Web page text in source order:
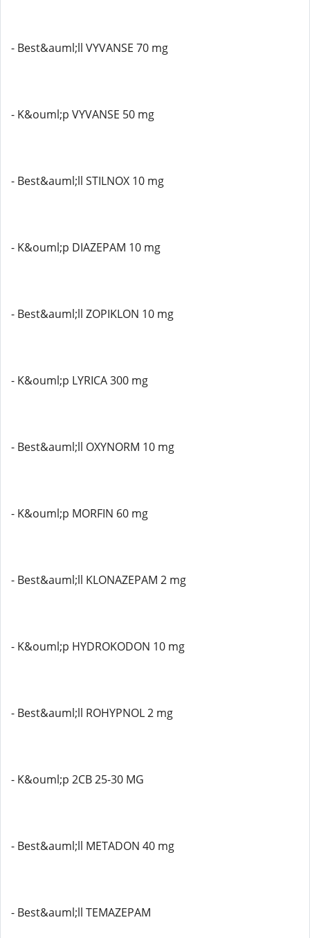
- Best&auml;ll VYVANSE 70 mg
- K&ouml;p VYVANSE 50 mg
- Best&auml;ll STILNOX 10 mg
- K&ouml;p DIAZEPAM 10 mg
- Best&auml;ll ZOPIKLON 10 mg
- K&ouml;p LYRICA 300 mg
- Best&auml;ll OXYNORM 10 mg
- K&ouml;p MORFIN 60 mg
- Best&auml;ll KLONAZEPAM 2 mg
- K&ouml;p HYDROKODON 10 mg
- Best&auml;ll ROHYPNOL 2 mg
- K&ouml;p 2CB 25-30 MG
- Best&auml;ll METADON 40 mg
- Best&auml;ll TEMAZEPAM